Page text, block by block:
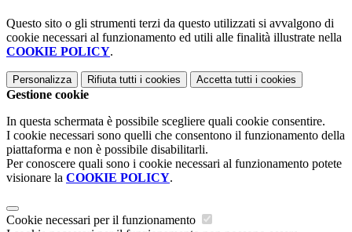
Questo sito o gli strumenti terzi da questo utilizzati si avvalgono di
cookie necessari al funzionamento ed utili alle finalità illustrate nella
COOKIE POLICY.
Personalizza Rifiuta tutti i cookies Accetta tutti i cookies
Gestione cookie
In questa schermata è possibile scegliere quali cookie consentire.
I cookie necessari sono quelli che consentono il funzionamento della
piattaforma e non è possibile disabilitarli.
Per conoscere quali sono i cookie necessari al funzionamento potete
visionare la COOKIE POLICY.
Cookie necessari per il funzionamento